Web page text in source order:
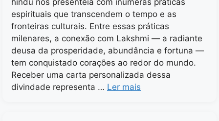
espirituais que transcendem o tempo e as
fronteiras culturais. Entre essas práticas
milenares, a conexão com Lakshmi — a radiante
deusa da prosperidade, abundância e fortuna —
tem conquistado corações ao redor do mundo.
Receber uma carta personalizada dessa
divindade representa … Ler mais